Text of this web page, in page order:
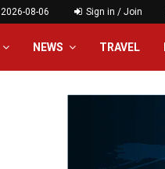
2026-08-06 Sign in / Join
NEWS TRAVEL